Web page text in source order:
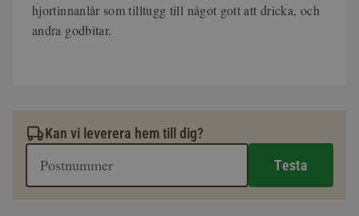
hjortinnanlår som tilltugg till något gott att dricka, och
andra godbitar.
Kan vi leverera hem till dig?
Testa